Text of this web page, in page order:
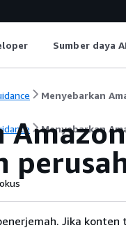
Sumber daya AI
Menyebarkan
Menyebarkan
Jika